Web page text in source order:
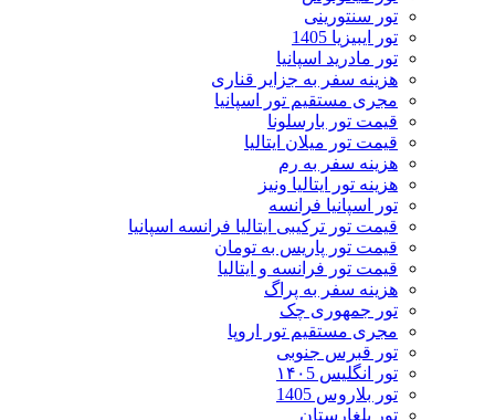
تور سنتورینی
تور ایبیزیا 1405
تور مادرید اسپانیا
هزینه سفر به جزایر قناری
مجری مستقیم تور اسپانیا
قیمت تور بارسلونا
قیمت تور میلان ایتالیا
هزینه سفر به رم
هزینه تور ایتالیا ونیز
تور اسپانیا فرانسه
قیمت تور ترکیبی ایتالیا فرانسه اسپانیا
قیمت تور پاریس به تومان
قیمت تور فرانسه و ایتالیا
هزینه سفر به پراگ
تور جمهوری چک
مجری مستقیم تور اروپا
تور قبرس جنوبی
تور انگلیس ۱۴۰5
تور بلاروس 1405
تور بلغارستان